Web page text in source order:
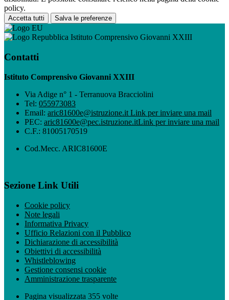
policy.
Accetta tutti Salva le preferenze
Istituto Comprensivo Giovanni XXIII
Contatti
Istituto Comprensivo Giovanni XXIII
Via Adige n° 1 - Terranuova Bracciolini
Tel: 055973083
Email: aric81600e@istruzione.it Link per inviare una mail
PEC: aric81600e@pec.istruzione.itLink per inviare una mail
C.F.: 81005170519
Cod.Mecc. ARIC81600E
Sezione Link Utili
Cookie policy
Note legali
Informativa Privacy
Ufficio Relazioni con il Pubblico
Dichiarazione di accessibilità
Obiettivi di accessibilità
Whistleblowing
Gestione consensi cookie
Amministrazione trasparente
Pagina visualizzata 355 volte